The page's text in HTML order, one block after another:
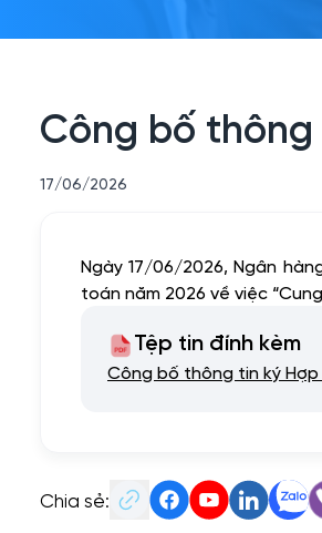
Công bố
17/06/2026
Ngày 17/06/2026, Ngân
toán năm 2026 về việc
Tệp tin đính kèm
Công bố thông tin ký
Chia sẻ: